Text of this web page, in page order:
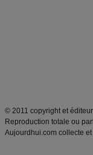
© 2011 copyright et
Reproduction totale ou
Aujourdhui.com collecte